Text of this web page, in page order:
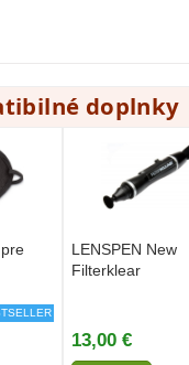
doplnky
LENSPEN New
Filterklear
13,00 €